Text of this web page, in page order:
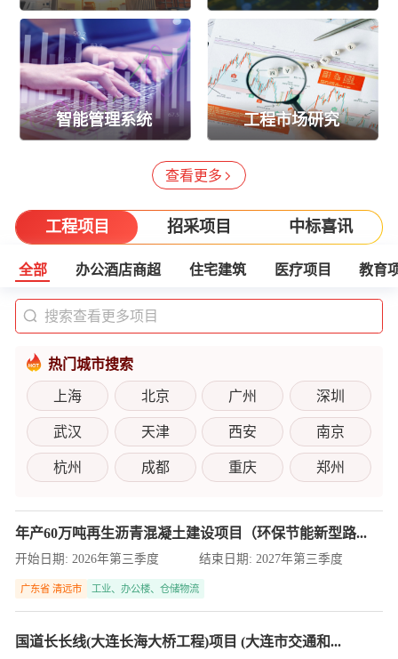
智能管理系统 工程市场研究
查看更多
工程项目 招采项目 中标喜讯
全部 办公酒店商超 住宅建筑 医疗项目 教育
热门城市搜索
上海
北京 广州
深圳
武汉
天津 西安
南京
杭州
成都 重庆 郑州
年产60万吨再生沥青混凝土建设项目（环保节能新型路...
开始日期: 2026年第三季度 结束日期: 2027年第三季度
广东省 清远市 工业、办公楼、仓储物流
国道长长线(大连长海大桥工程)项目 (大连市交通和...